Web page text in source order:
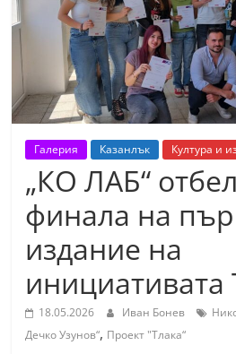
т
К
а
з
а
н
л
ъ
к
и
б
л
а
Галерия Казанлък Култура и
„КО ЛАБ“
финала на
издание на
инициативата
18.05.2026 Иван Бонев
Дечко Узунов“, Проект "Тлака“